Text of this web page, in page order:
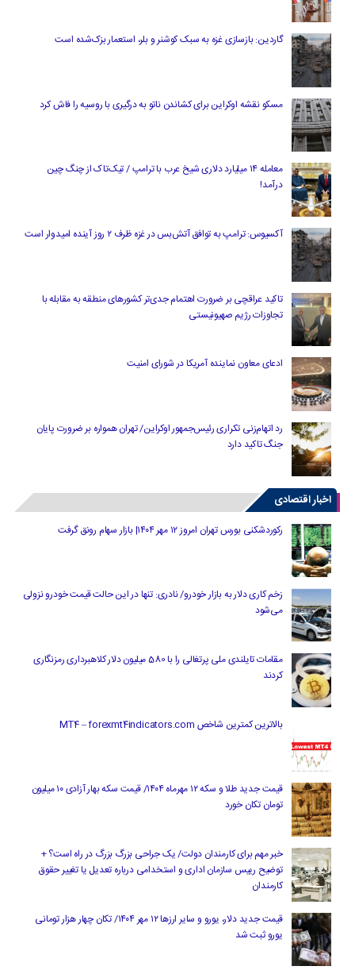
گاردین: بازسازی غزه به سبک کوشنر و بلر، استعمار بزک‌شده است
مسکو نقشه اوکراین برای کشاندن ناتو به درگیری با روسیه را فاش کرد
معامله ۱۴ میلیارد دلاری شیخ عرب با ترامپ / تیک‌تاک از چنگ چین
درآمد!
آکسیوس: ترامپ به توافق آتش‌بس در غزه ظرف ۲ روز آینده امیدوار است
تاکید عراقچی بر ضرورت اهتمام جدی‌تر کشورهای منطقه به مقابله با
تجاوزات رژیم صهیونیستی
ادعای معاون نماینده آمریکا در شورای امنیت
رد اتهام‌زنی تکراری رئیس‌جمهور اوکراین/ تهران همواره بر ضرورت پایان
جنگ تاکید دارد
اخبار اقتصادی
رکوردشکنی بورس تهران امروز ۱۲ مهر ۱۴۰۴| بازار سهام رونق گرفت
زخم کاری دلار به بازار خودرو/ نادری: تنها در این حالت قیمت خودرو نزولی
می‌شود
مقامات تایلندی ملی پرتغالی را با 580 میلیون دلار کلاهبرداری رمزنگاری
کردند
بالاترین کمترین شاخص MT4 – forexmt4indicators.com
قیمت جدید طلا و سکه ۱۲ مهرماه ۱۴۰۴/ قیمت سکه بهار آزادی ۱۰ میلیون
تومان تکان خورد
خبر مهم برای کارمندان دولت/ یک جراحی بزرگ بزرگ در راه است؟ +
توضیح رییس سازمان اداری و استخدامی درباره تعدیل یا تغییر حقوق
کارمندان
قیمت جدید دلار، یورو و سایر ارزها ۱۲ مهر ۱۴۰۴/ تکان چهار هزار تومانی
یورو ثبت شد